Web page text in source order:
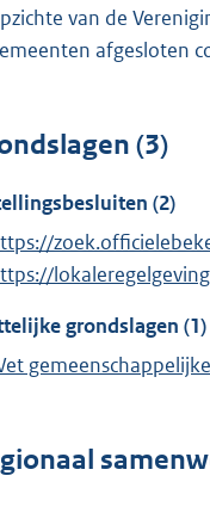
van de
afgesloten
(3)
(2)
grondslagen (1)